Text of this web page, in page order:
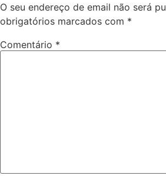
O seu endereço de email não será
obrigatórios marcados com *
Comentário *